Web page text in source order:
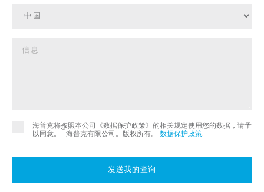
海普克将按照本公司《数据保护政策》的相关规定使用您的数据，请予
以同意。
©
海普克有限公司。版权所有。 数据保护政策
发送我的查询